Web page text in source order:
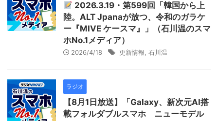
2026.3.19・第599回「韓国から上
陸。ALT Jpanaが放つ、令和のガラケ
ー『MIVE ケースマ』」（石川温のスマ
ホNo.1メディア）
2026/4/18 更新情報 石川温
ラジオ
【8月1日放送】「Galaxy、新次元AI搭
載フォルダブルスマホ ニューモデル